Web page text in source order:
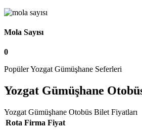
Mola Sayısı
0
Popüler Yozgat Gümüşhane Seferleri
Yozgat Gümüşhane
Yozgat Gümüşhane Otobüs Bilet Fiyatları
Rota Firma Fiyat